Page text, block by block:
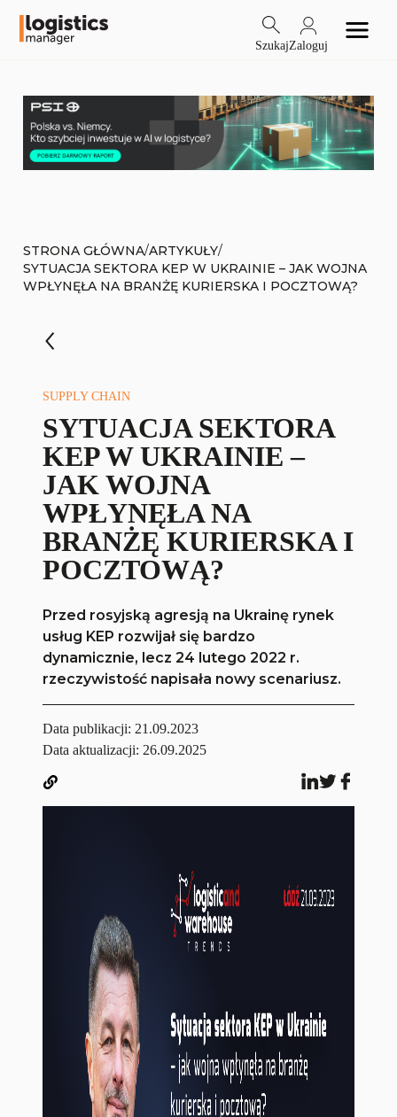
SzukajZaloguj
STRONA GŁÓWNA/ARTYKUŁY/
SYTUACJA SEKTORA KEP W UKRAINIE – JAK WOJNA
WPŁYNĘŁA NA BRANŻĘ KURIERSKA I POCZTOWĄ?
SUPPLY CHAIN
SYTUACJA SEKTORA
KEP W UKRAINIE –
JAK WOJNA
WPŁYNĘŁA NA
BRANŻĘ KURIERSKA I
POCZTOWĄ?
Przed rosyjską agresją na Ukrainę rynek
usług KEP rozwijał się bardzo
dynamicznie, lecz 24 lutego 2022 r.
rzeczywistość napisała nowy scenariusz.
Data publikacji: 21.09.2023
Data aktualizacji: 26.09.2025